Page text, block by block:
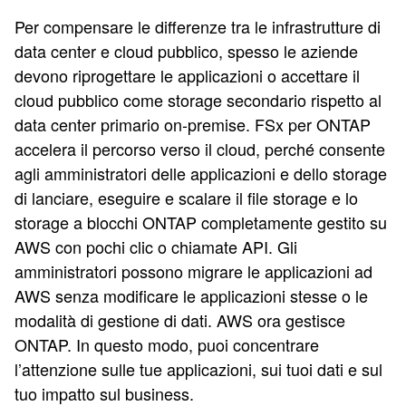
Per compensare le differenze tra le infrastrutture di
data center e cloud pubblico, spesso le aziende
devono riprogettare le applicazioni o accettare il
cloud pubblico come storage secondario rispetto al
data center primario on-premise. FSx per ONTAP
accelera il percorso verso il cloud, perché consente
agli amministratori delle applicazioni e dello storage
di lanciare, eseguire e scalare il file storage e lo
storage a blocchi ONTAP completamente gestito su
AWS con pochi clic o chiamate API. Gli
amministratori possono migrare le applicazioni ad
AWS senza modificare le applicazioni stesse o le
modalità di gestione di dati. AWS ora gestisce
ONTAP. In questo modo, puoi concentrare
l’attenzione sulle tue applicazioni, sui tuoi dati e sul
tuo impatto sul business.